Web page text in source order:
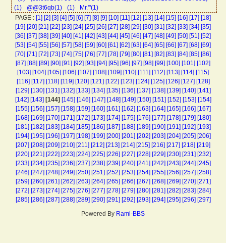
(1)
@@3t6qb(1) (1)
Mr.'"(1)
PAGE : [1] [2] [3] [4] [5] [6] [7] [8] [9] [10] [11] [12] [13] [14] [15] [16] [17] [18]
[19] [20] [21] [22] [23] [24] [25] [26] [27] [28] [29] [30] [31] [32] [33] [34] [35]
[36] [37] [38] [39] [40] [41] [42] [43] [44] [45] [46] [47] [48] [49] [50] [51] [52]
[53] [54] [55] [56] [57] [58] [59] [60] [61] [62] [63] [64] [65] [66] [67] [68] [69]
[70] [71] [72] [73] [74] [75] [76] [77] [78] [79] [80] [81] [82] [83] [84] [85] [86]
[87] [88] [89] [90] [91] [92] [93] [94] [95] [96] [97] [98] [99] [100] [101] [102]
[103] [104] [105] [106] [107] [108] [109] [110] [111] [112] [113] [114] [115]
[116] [117] [118] [119] [120] [121] [122] [123] [124] [125] [126] [127] [128]
[129] [130] [131] [132] [133] [134] [135] [136] [137] [138] [139] [140] [141]
[142] [143] [144] [145] [146] [147] [148] [149] [150] [151] [152] [153] [154]
[155] [156] [157] [158] [159] [160] [161] [162] [163] [164] [165] [166] [167]
[168] [169] [170] [171] [172] [173] [174] [175] [176] [177] [178] [179] [180]
[181] [182] [183] [184] [185] [186] [187] [188] [189] [190] [191] [192] [193]
[194] [195] [196] [197] [198] [199] [200] [201] [202] [203] [204] [205] [206]
[207] [208] [209] [210] [211] [212] [213] [214] [215] [216] [217] [218] [219]
[220] [221] [222] [223] [224] [225] [226] [227] [228] [229] [230] [231] [232]
[233] [234] [235] [236] [237] [238] [239] [240] [241] [242] [243] [244] [245]
[246] [247] [248] [249] [250] [251] [252] [253] [254] [255] [256] [257] [258]
[259] [260] [261] [262] [263] [264] [265] [266] [267] [268] [269] [270] [271]
[272] [273] [274] [275] [276] [277] [278] [279] [280] [281] [282] [283] [284]
[285] [286] [287] [288] [289] [290] [291] [292] [293] [294] [295] [296] [297]
Powered By Rami-BBS